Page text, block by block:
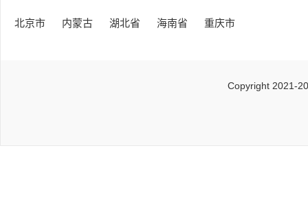
北京市 内蒙古 湖北省 海南省 重庆市
Copyright 2021-